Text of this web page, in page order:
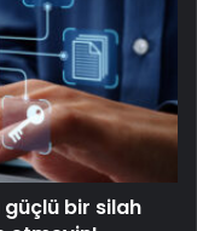
güçlü bir silah